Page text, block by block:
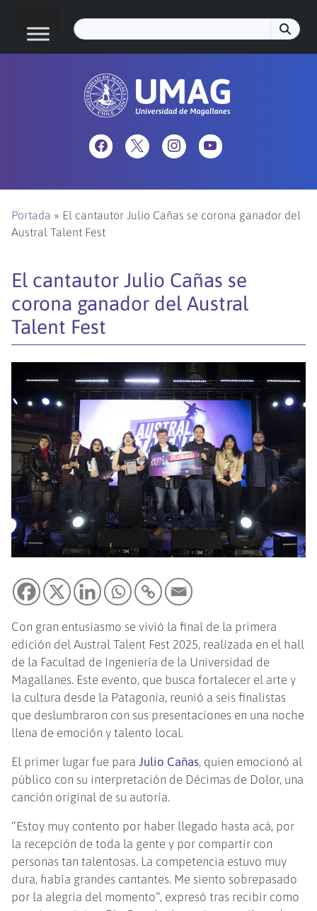
Portada » El cantautor Julio Cañas se corona ganador del
Austral Talent Fest
El cantautor Julio Cañas se
corona ganador del Austral
Talent Fest
Con gran entusiasmo se vivió la final de la primera
edición del Austral Talent Fest 2025, realizada en el hall
de la Facultad de Ingeniería de la Universidad de
Magallanes. Este evento, que busca fortalecer el arte y
la cultura desde la Patagonia, reunió a seis finalistas
que deslumbraron con sus presentaciones en una noche
llena de emoción y talento local.
El primer lugar fue paraJulio Cañas, quien emocionó al
público con su interpretación de Décimas de Dolor, una
canción original de su autoría.
“Estoy muy contento por haber llegado hasta acá, por
la recepción de toda la gente y por compartir con
personas tan talentosas. La competencia estuvo muy
dura, había grandes cantantes. Me siento sobrepasado
por la alegría del momento”, expresó tras recibir como